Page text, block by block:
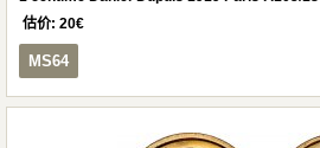
估价: 20€
MS64